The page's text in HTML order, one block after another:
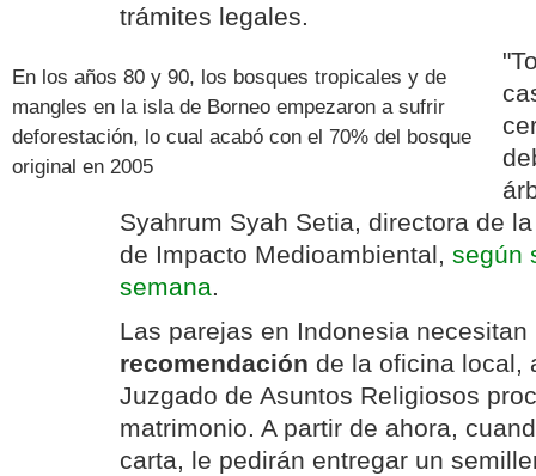
trámites legales.
En los años 80 y 90, los bosques tropicales y de
mangles en la isla de Borneo empezaron a sufrir
deforestación, lo cual acabó con el 70% del bosque
original en 2005
Syahrum Syah Setia, directora de
de Impacto Medioambiental, según
semana.
Las parejas en Indonesia necesitan
recomendación de la oficina local,
Juzgado de Asuntos Religiosos
matrimonio. A partir de ahora,
carta, le pedirán entregar un